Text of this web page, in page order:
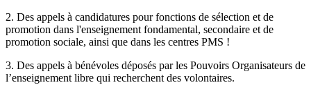
2. Des appels à candidatures pour fonctions de sélection et de
promotion dans l'enseignement fondamental, secondaire et de
promotion sociale, ainsi que dans les centres PMS !
3. Des appels à bénévoles déposés par les Pouvoirs Organisateurs de
l’enseignement libre qui recherchent des volontaires.